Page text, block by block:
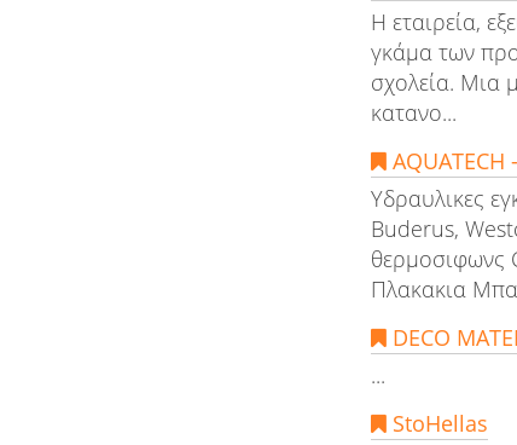
Η εταιρεία,
γκάμα των
σχολεία. Μια
κατανο...
Υδραυλικες
Buderus,
θερμοσιφωνς
Πλακακια
DECO
...
StoHellas